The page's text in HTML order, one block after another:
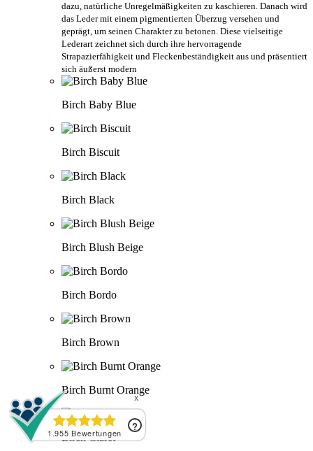
dazu, natürliche Unregelmäßigkeiten zu kaschieren. Danach wird
das Leder mit einem pigmentierten Überzug versehen und
geprägt, um seinen Charakter zu betonen. Diese vielseitige
Lederart zeichnet sich durch ihre hervorragende
Strapazierfähigkeit und Fleckenbeständigkeit aus und präsentiert
sich äußerst modern
Birch Baby Blue
Birch Biscuit
Birch Black
Birch Blush Beige
Birch Bordo
Birch Brown
Birch Burnt Orange
Birch Claret